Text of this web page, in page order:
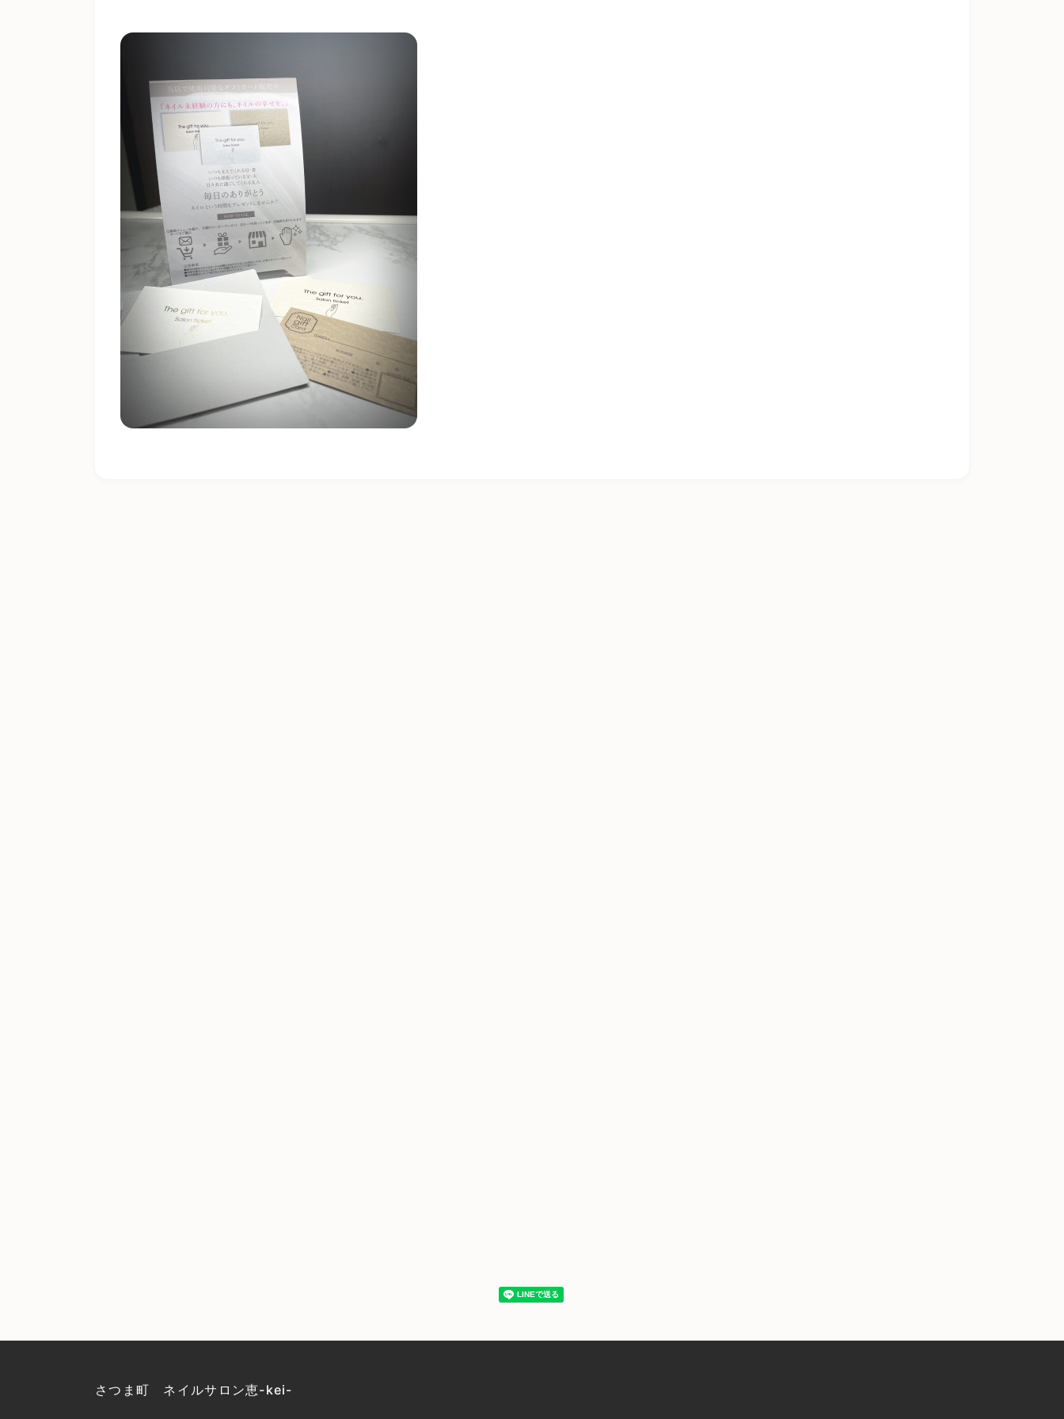
さつま町 ネイルサロン恵-kei-